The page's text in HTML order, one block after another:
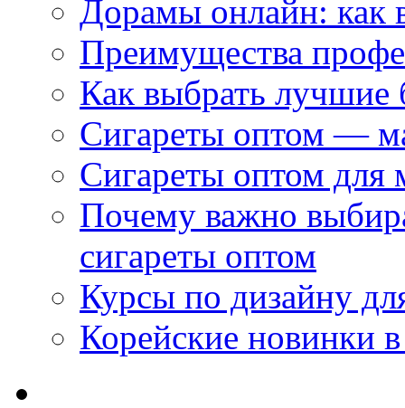
Дорамы онлайн: как
Преимущества
Как выбрать
Сигареты оптом —
Сигареты оптом для
Почему важно
сигареты оптом
Курсы по дизайну
Корейские новинки